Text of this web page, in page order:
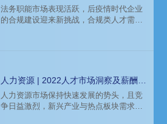
法务职能市场表现活跃，后疫情时代企业
的合规建设迎来新挑战，合规类人才需求
察。
人力资源 | 2022人才市场洞察及薪酬指
南
人力资源市场保持快速发展的势头，且竞
争日益激烈，新兴产业与热点板块需求旺